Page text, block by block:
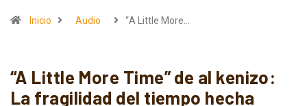
Inicio Audio “A Little More…
“A Little More Time” de al kenizo:
La fragilidad del tiempo hecha